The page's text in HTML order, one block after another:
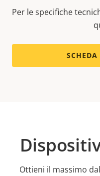
Per le specifiche
Ottieni il massimo